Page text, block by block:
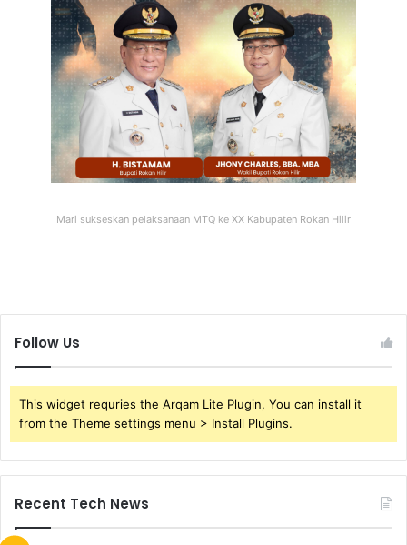
Mari sukseskan pelaksanaan MTQ ke XX Kabupaten Rokan Hilir
Follow Us
This widget requries the Arqam Lite Plugin, You can install it
from the Theme settings menu > Install Plugins.
Recent Tech News